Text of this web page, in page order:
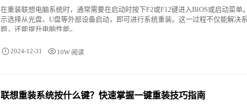
在重装联想电脑系统时，通常需要在启动时按下F2或F12键进入BIOS或启动菜单
示选择从光盘、U盘等外部设备启动，即可进行系统重装。这一过程不仅能解决
题，还能提升电脑性能。
2024-12-31 10W 阅读
联想重装系统按什么键？快速掌握一键重装技巧指南